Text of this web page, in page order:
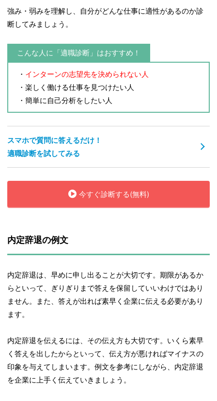
強み・弱みを理解し、自分がどんな仕事に適性があるのか診
断してみましょう。
こんな人に「適職診断」はおすすめ！
・ インターンの志望先を決められない人
・楽しく働ける仕事を見つけたい人
・簡単に自己分析をしたい人
スマホで質問に答えるだけ！
適職診断を試してみる
今すぐ診断する(無料)
内定辞退の例文
内定辞退は、早めに申し出ることが大切です。期限があるか
らといって、ぎりぎりまで答えを保留していいわけではあり
ません。また、答えが出れば素早く企業に伝える必要があり
ます。
内定辞退を伝えるには、その伝え方も大切です。いくら素早
く答えを出したからといって、伝え方が悪ければマイナスの
印象を与えてしまいます。例文を参考にしながら、内定辞退
を企業に上手く伝えていきましょう。